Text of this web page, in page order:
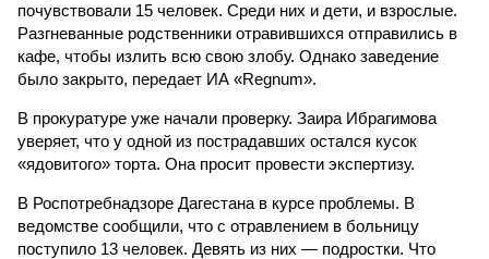
почувствовали 15 человек. Среди них и дети, и взрослые.
Разгневанные родственники отравившихся отправились в
кафе, чтобы излить всю свою злобу. Однако заведение
было закрыто, передает ИА «Regnum».
В прокуратуре уже начали проверку. Заира Ибрагимова
уверяет, что у одной из пострадавших остался кусок
«ядовитого» торта. Она просит провести экспертизу.
В Роспотребнадзоре Дагестана в курсе проблемы. В
ведомстве сообщили, что с отравлением в больницу
поступило 13 человек. Девять из них — подростки. Что